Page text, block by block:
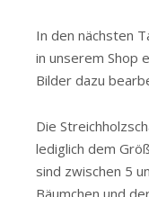
In den nächsten
in unserem Shop
Bilder dazu
Die
lediglich dem
sind zwischen 5
Bäumchen und